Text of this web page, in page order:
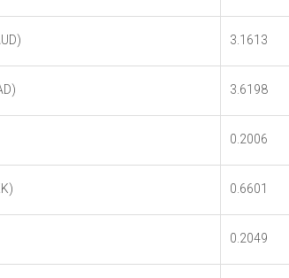
3.1613
3.6198
0.2006
0.6601
0.2049